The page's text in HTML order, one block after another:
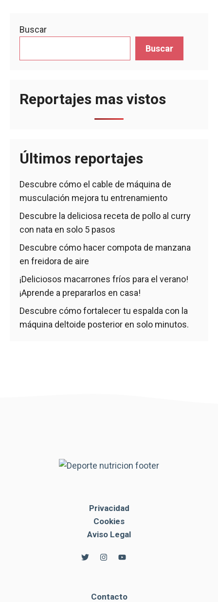
Buscar
Buscar
Reportajes mas vistos
Últimos reportajes
Descubre cómo el cable de máquina de
musculación mejora tu entrenamiento
Descubre la deliciosa receta de pollo al curry
con nata en solo 5 pasos
Descubre cómo hacer compota de manzana
en freidora de aire
¡Deliciosos macarrones fríos para el verano!
¡Aprende a prepararlos en casa!
Descubre cómo fortalecer tu espalda con la
máquina deltoide posterior en solo minutos.
Privacidad
Cookies
Aviso Legal
Contacto